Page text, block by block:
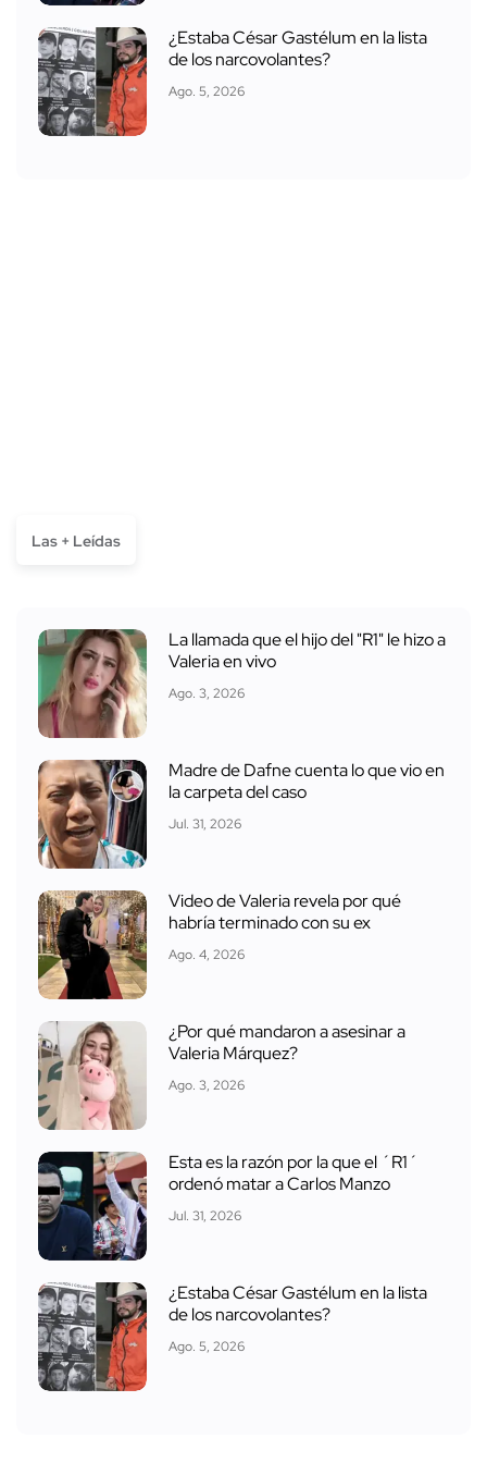
¿Estaba César Gastélum en la lista
de los narcovolantes?
Ago. 5, 2026
Las + Leídas
La llamada que el hijo del "R1" le hizo a
Valeria en vivo
Ago. 3, 2026
Madre de Dafne cuenta lo que vio en
la carpeta del caso
Jul. 31, 2026
Video de Valeria revela por qué
habría terminado con su ex
Ago. 4, 2026
¿Por qué mandaron a asesinar a
Valeria Márquez?
Ago. 3, 2026
Esta es la razón por la que el ´R1´
ordenó matar a Carlos Manzo
Jul. 31, 2026
¿Estaba César Gastélum en la lista
de los narcovolantes?
Ago. 5, 2026